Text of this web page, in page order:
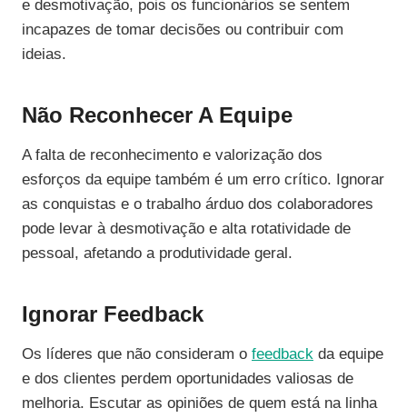
e desmotivação, pois os funcionários se sentem
incapazes de tomar decisões ou contribuir com
ideias.
Não Reconhecer A Equipe
A falta de reconhecimento e valorização dos
esforços da equipe também é um erro crítico. Ignorar
as conquistas e o trabalho árduo dos colaboradores
pode levar à desmotivação e alta rotatividade de
pessoal, afetando a produtividade geral.
Ignorar Feedback
Os líderes que não consideram o feedback da equipe
e dos clientes perdem oportunidades valiosas de
melhoria. Escutar as opiniões de quem está na linha